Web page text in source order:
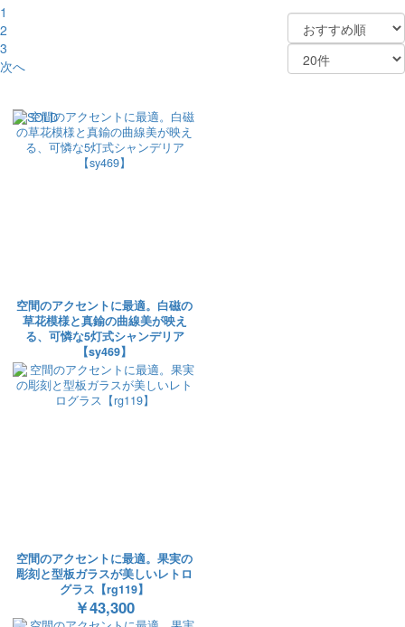
1
2
3
次へ
空間のアクセントに最適。白磁の
草花模様と真鍮の曲線美が映え
る、可憐な5灯式シャンデリア
【sy469】
空間のアクセントに最適。果実の
彫刻と型板ガラスが美しいレトロ
グラス【rg119】
￥43,300